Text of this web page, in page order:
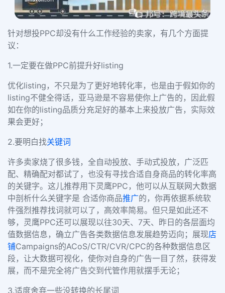
针对想投PPC却没有什么工作经验的卖家，有几个方面提
议：
1.一定要在做PPC前提升好listing
优化listing ，不只是为了更好地转化率，也是由于假如你的
listing不健全得话，亚马逊是不容易使你上广告的，因此假
如在你的listing品质分充足好的基本上来投放广告，实际效
果会更好；
2.要明白找关键词
许多卖家烧了很多钱，全自动投放、手动式投放，广泛匹
配、精确配对都试了，也没有寻找合适自身商品的转化率高
的关键字。这儿推荐用下灵鹰PPC ，他可以从互联网大数据
中剖析什么关键字是 合适你商品推广的，你再依据系统软
件强烈推荐找词就可以了，高效率简易。但只是如此还不
够，灵鹰PPC还可以展现以往30天、 7天、昨日的各层面均
值数据信息，确立广告各类数据信息发展趋势迈向；展现店
铺Campaigns的ACoS/CTR/CVR/CPC的各种数据信息区
段，让大数据可视化，使你对自身的广告一目了然，获得发
展，而不是完全将广告交到代管作用就摆手无论；
3.适度舍弃一些没转换的长尾词